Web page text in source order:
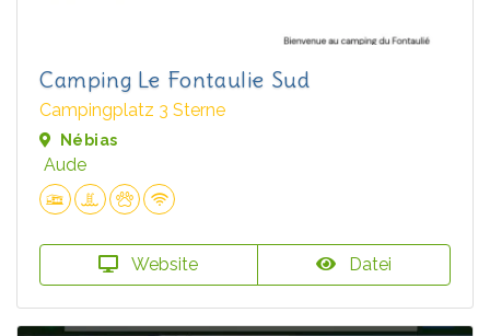
Camping Le Fontaulie Sud
Campingplatz 3 Sterne
Nébias
Aude
Website Datei